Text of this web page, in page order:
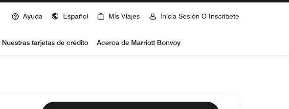
Ayuda Español Mis Viajes Inicia Sesión O Inscríbete
Nuestras tarjetas de crédito Acerca de Marriott Bonvoy